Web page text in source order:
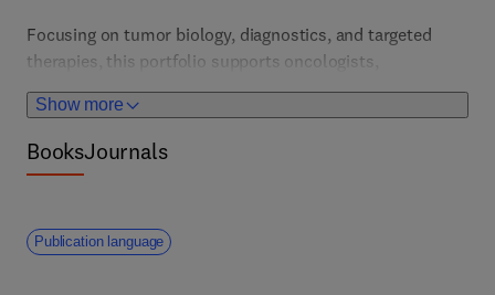
Show more
Focusing on tumor biology, diagnostics, and targeted
therapies, this portfolio supports oncologists,
researchers, and clinicians. It features innovations that
improve cancer detection, personalized treatments, and
survivorship care.
BooksJournals
Publication language